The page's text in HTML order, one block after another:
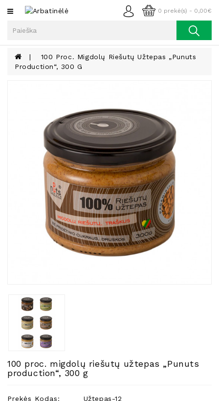
0 prekė(s) - 0,00€
Kategorijos
Kava
Gurmanams
Natūralios
Kosmetika
Higienos
Priemonės
Kūdikiams
Pirties
Reikalai
100 Proc. Migdolų Riešutų Užtepas „Punuts
Production“, 300 G
100 proc. migdolų riešutų užtepas „Punuts
production“, 300 g
Prekės Kodas:
Užtepas-12